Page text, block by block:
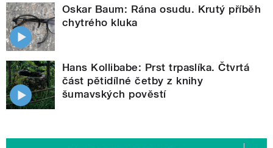
Oskar Baum: Rána osudu. Krutý příběh
chytrého kluka
Hans Kollibabe: Prst trpaslíka. Čtvrtá
část pětidílné četby z knihy
šumavských pověstí